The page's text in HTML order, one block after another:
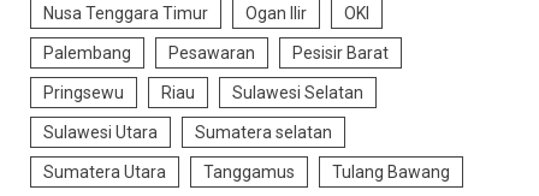
Nusa Tenggara Timur Ogan Ilir OKI
Palembang Pesawaran Pesisir Barat
Pringsewu Riau Sulawesi Selatan
Sulawesi Utara Sumatera selatan
Sumatera Utara Tanggamus Tulang Bawang